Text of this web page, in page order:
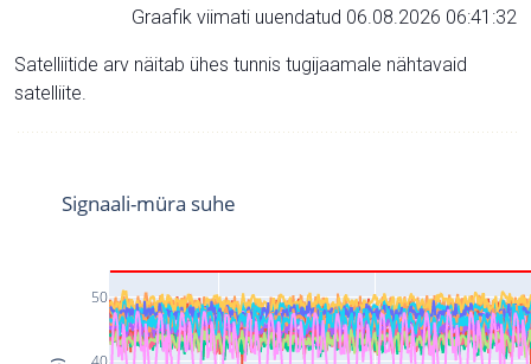
Graafik viimati uuendatud 06.08.2026 06:41:32
Satelliitide arv näitab ühes tunnis tugijaamale nähtavaid
satelliite.
50
Signaali-müra suhe